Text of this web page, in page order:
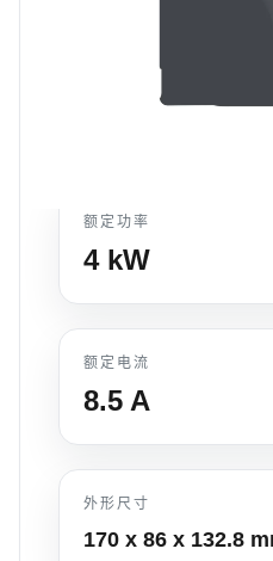
额定功率
4kW
额定电流
8.5 A
外形尺寸
170 x 86 x 132.8